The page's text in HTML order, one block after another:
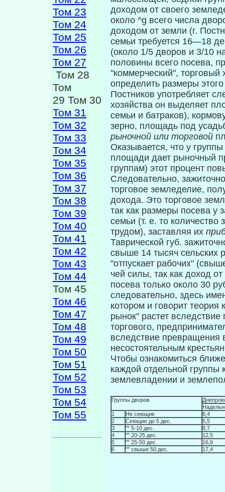
Том 23
Том 24
Том 25
Том 26
Том 27
Том 28
Том
29 Том 30
Том 31
Том 32
Том 33
Том 34
Том 35
Том 36
Том 37
Том 38
Том 39
Том 40
Том 41
Том 42
Том 43
Том 44
Том 45
Том 46
Том 47
Том 48
Том 49
Том 50
Том 51
Том 52
Том 53
Том 54
Том 55
доходом от своего
около ^g всего числа
доходом от земли (г.
семьи тре­буется 16—18
(около 1/5 дворов и 3/10
половины всего посева,
"ком­мерческий", торговый
определить размеры
Постников употребляет
хозяй­ства он выделяет
семьи и батраков),
зерно, площадь под
рыночной или торговой
Оказывается, что у
площади дает ры­ночный
группам) этот процент
Следовательно,
торговое земледелие,
дохода. Это торговое
так как размеры посева у
семьи (т. е. то
трудом), заставляя их
Таври­ческой губ.
свыше 14 тысяч сельских
"отпускает рабочих"
чей силы, так как доход
посева только около 30
следовательно, здесь
ко­тором и говорит теория
рынок" растет
торгового,
вследствие превращения
несостоятельным
Чтобы ознакомиться
каждой отдельной
землевладении и
Группы дворов
1
Не сеющие
6,4
2
Сеющие до 5 дес.
5,5
3
"" 5-10 дес.
8,7
4
"" 20-25 дес.
12,5
5
"" 25-50 дес.
16,6
6
"" свыше 50 дес. 17,4